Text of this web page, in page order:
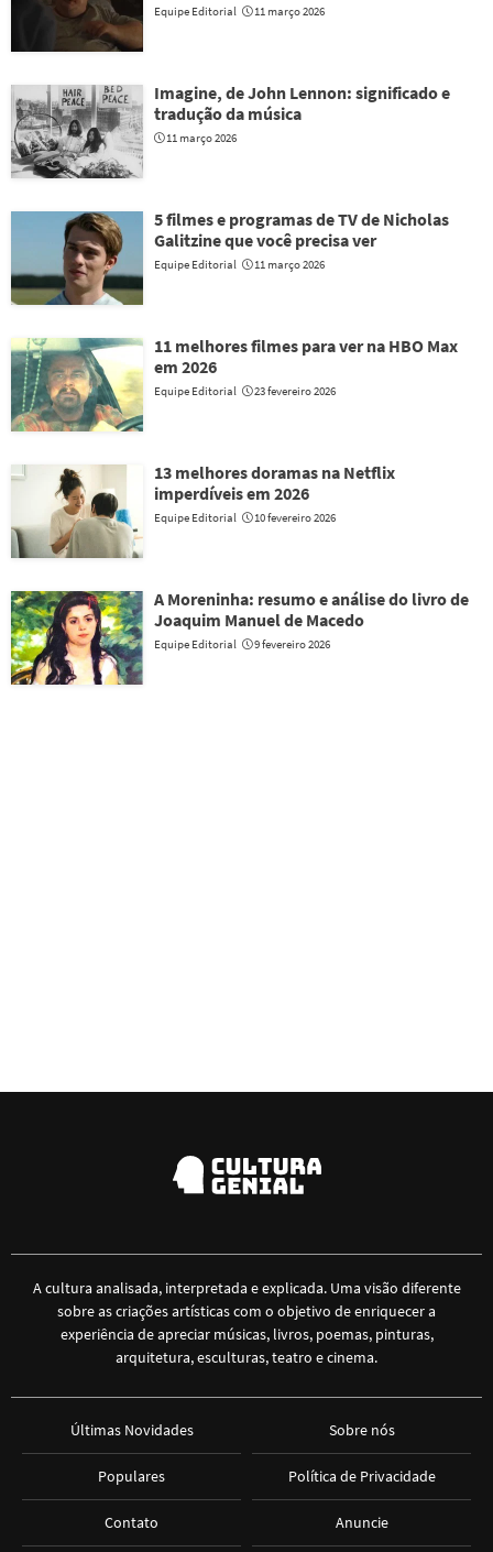
Equipe Editorial 11 março 2026
Imagine, de John Lennon: significado e
tradução da música
11 março 2026
5 filmes e programas de TV de Nicholas
Galitzine que você precisa ver
Equipe Editorial 11 março 2026
11 melhores filmes para ver na HBO Max
em 2026
Equipe Editorial 23 fevereiro 2026
13 melhores doramas na Netflix
imperdíveis em 2026
Equipe Editorial 10 fevereiro 2026
A Moreninha: resumo e análise do livro de
Joaquim Manuel de Macedo
Equipe Editorial 9 fevereiro 2026
A cultura analisada, interpretada e explicada. Uma visão diferente
sobre as criações artísticas com o objetivo de enriquecer a
experiência de apreciar músicas, livros, poemas, pinturas,
arquitetura, esculturas, teatro e cinema.
Últimas Novidades
Populares
Contato
Sobre nós
Política de Privacidade
Anuncie